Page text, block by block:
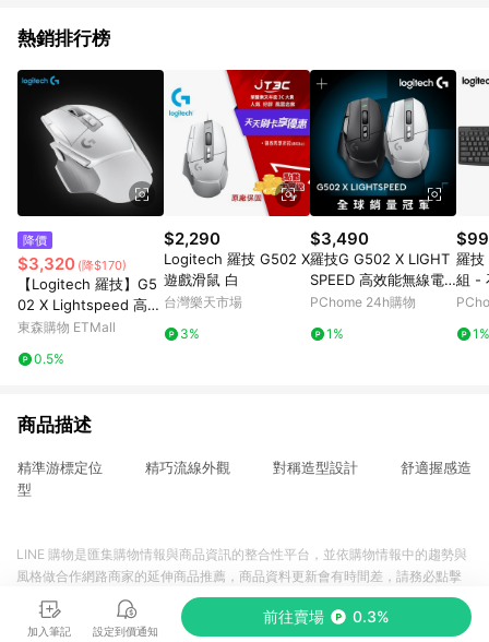
熱銷排行榜
降價
$3,320 (降$170)
【Logitech 羅技】G5
02 X Lightspeed 高效
能無線電競滑鼠 白色
東森購物 ETMall
0.5%
$2,290
Logitech 羅技 G502 X
遊戲滑鼠 白
台灣樂天市場
3%
$3,490
羅技G G502 X LIGHT
SPEED 高效能無線電
競滑鼠-白
PChome 24h購物
1%
羅技
組 -
1%
商品描述
精準游標定位 精巧流線外觀 對稱造型設計 舒適握感造
型
加入筆記 設定到價通知
前往賣場 0.3%
LINE 購物是匯集購物情報與商品資訊的整合性平台，並依購物情報中的趨勢與
風格做合作網路商家的延伸商品推薦，商品資料更新會有時間差，請務必點擊
商品至各合作網路商家，確認現售價與購物條件，一切資訊以合作廠商網頁為
準。